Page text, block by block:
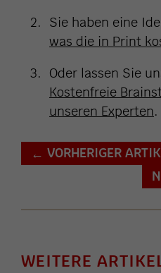
Sie haben eine
was die in Print
Oder lassen Sie
Kostenfreie
unseren Experten.
← VORHERIGER
WEITERE